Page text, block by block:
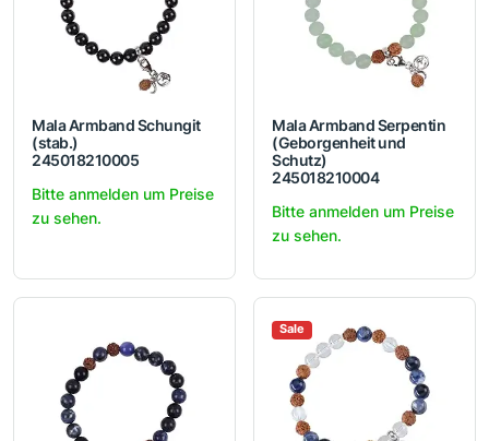
Mala Armband Schungit
(stab.)
245018210005
Bitte anmelden um Preise
zu sehen.
Mala Armband Serpentin
(Geborgenheit und
Schutz)
245018210004
Bitte anmelden um Preise
zu sehen.
Sale